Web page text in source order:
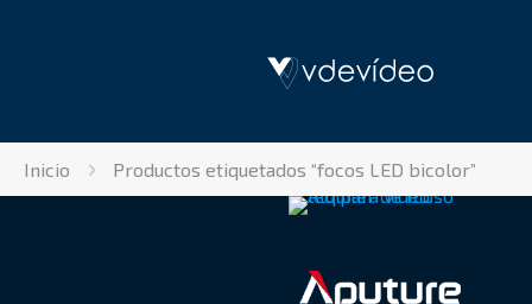
Inicio Productos etiquetados “focos LED bicolor”